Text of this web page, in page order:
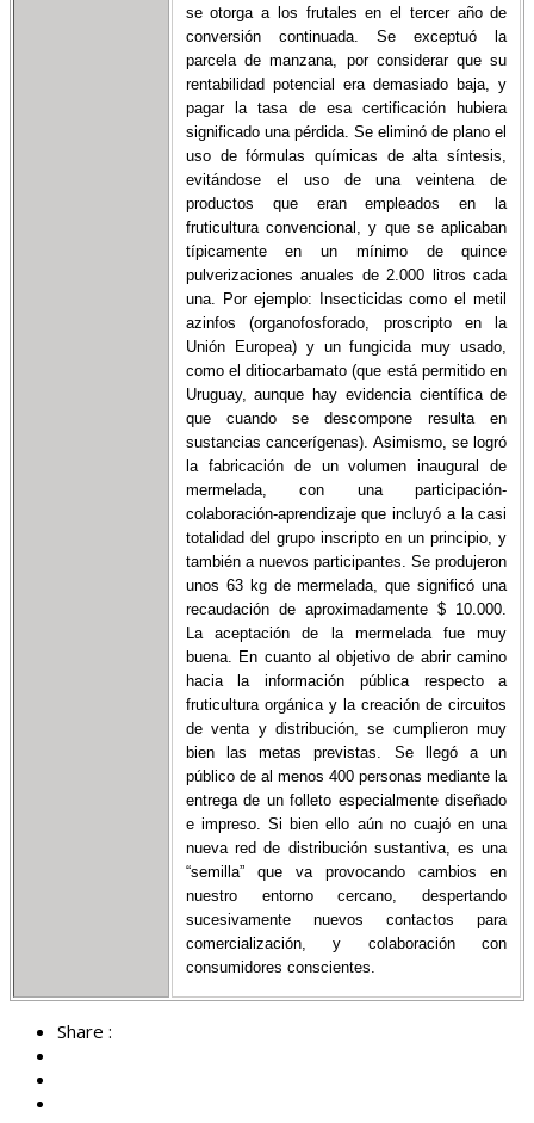
se otorga a los frutales en el tercer año de
conversión continuada. Se exceptuó la
parcela de manzana, por considerar que su
rentabilidad potencial era demasiado baja, y
pagar la tasa de esa certificación hubiera
significado una pérdida. Se eliminó de plano el
uso de fórmulas químicas de alta síntesis,
evitándose el uso de una veintena de
productos que eran empleados en la
fruticultura convencional, y que se aplicaban
típicamente en un mínimo de quince
pulverizaciones anuales de 2.000 litros cada
una. Por ejemplo: Insecticidas como el metil
azinfos (organofosforado, proscripto en la
Unión Europea) y un fungicida muy usado,
como el ditiocarbamato (que está permitido en
Uruguay, aunque hay evidencia científica de
que cuando se descompone resulta en
sustancias cancerígenas). Asimismo, se logró
la fabricación de un volumen inaugural de
mermelada, con una participación-
colaboración-aprendizaje que incluyó a la casi
totalidad del grupo inscripto en un principio, y
también a nuevos participantes. Se produjeron
unos 63 kg de mermelada, que significó una
recaudación de aproximadamente $ 10.000.
La aceptación de la mermelada fue muy
buena. En cuanto al objetivo de abrir camino
hacia la información pública respecto a
fruticultura orgánica y la creación de circuitos
de venta y distribución, se cumplieron muy
bien las metas previstas. Se llegó a un
público de al menos 400 personas mediante la
entrega de un folleto especialmente diseñado
e impreso. Si bien ello aún no cuajó en una
nueva red de distribución sustantiva, es una
“semilla” que va provocando cambios en
nuestro entorno cercano, despertando
sucesivamente nuevos contactos para
comercialización, y colaboración con
consumidores conscientes.
Share :